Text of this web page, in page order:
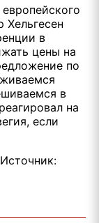
Хельгесен
в
цены на
по
в
на
если